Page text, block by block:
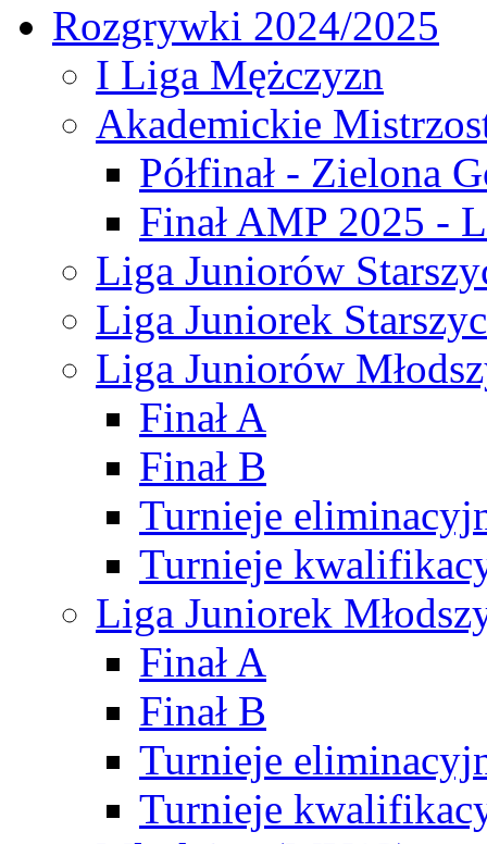
Rozgrywki 2024/2025
I Liga Mężczyzn
Akademickie
Półfinał - Zielona
Finał AMP 2025 -
Liga Juniorów
Liga Juniorek
Liga Juniorów
Finał A
Finał B
Turnieje
Turnieje
Liga Juniorek
Finał A
Finał B
Turnieje
Turnieje